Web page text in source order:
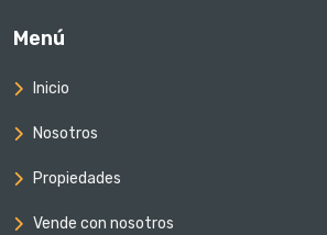
Menú
Inicio
Nosotros
Propiedades
Vende con nosotros